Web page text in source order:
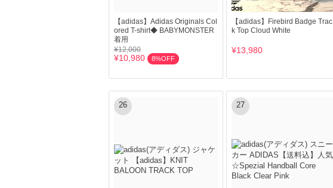
【adidas】Adidas Originals Col
ored T-shirt◆ BABYMONSTER
着用
¥12,000
¥10,980 8%OFF
【adidas】Firebird Badge Trac
k Top Cloud White
¥13,980
26 27